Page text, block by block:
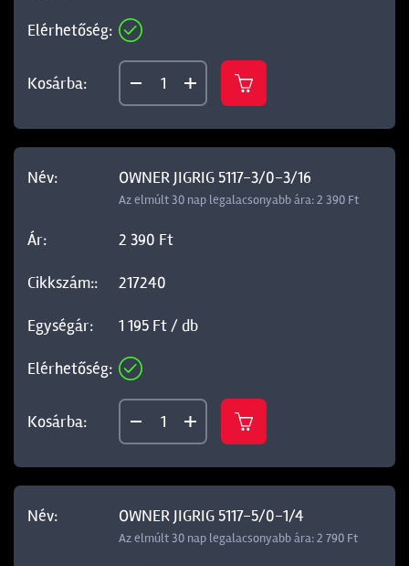
OWNER JIGRIG 5117-3/0-3/16
Az elmúlt 30 nap legalacsonyabb ára: 2 390 Ft
2 390 Ft
217240
1 195 Ft / db
OWNER JIGRIG 5117-5/0-1/4
Az elmúlt 30 nap legalacsonyabb ára: 2 790 Ft